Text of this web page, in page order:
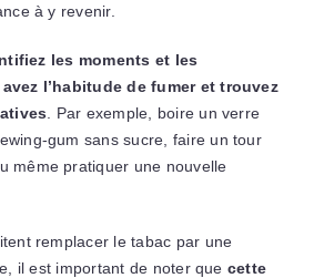
à y revenir.
les moments et les
l’habitude de fumer et trouvez
. Par exemple, boire un verre
gum sans sucre, faire un tour
même pratiquer une nouvelle
remplacer le tabac par une
il est important de noter que cette